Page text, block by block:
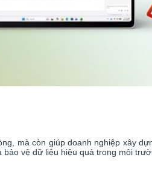
mà còn giúp doanh nghiệp xây
vệ dữ liệu hiệu quả trong môi